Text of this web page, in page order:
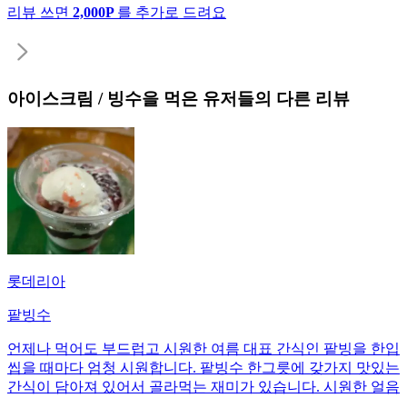
리뷰 쓰면 2,000P 를 추가로 드려요
아이스크림 / 빙수을 먹은 유저들의 다른 리뷰
롯데리아
팥빙수
언제나 먹어도 부드럽고 시원한 여름 대표 간식인 팥빙을 한입
씹을 때마다 엄청 시원합니다. 팥빙수 한그릇에 갖가지 맛있는
간식이 담아져 있어서 골라먹는 재미가 있습니다. 시원한 얼음